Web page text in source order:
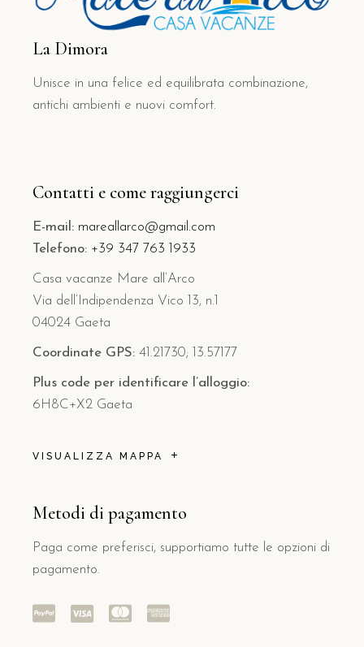
La Dimora
Unisce in una felice ed equilibrata combinazione,
antichi ambienti e nuovi comfort.
Contatti e come raggiungerci
E-mail: mareallarco@gmail.com
Telefono: +39 347 763 1933
Casa vacanze Mare all’Arco
Via dell’Indipendenza Vico 13, n.1
04024 Gaeta
Coordinate GPS: 41.21730; 13.57177
Plus code per identificare l’alloggio:
6H8C+X2 Gaeta
VISUALIZZA MAPPA
Metodi di pagamento
Paga come preferisci, supportiamo tutte le opzioni di
pagamento.